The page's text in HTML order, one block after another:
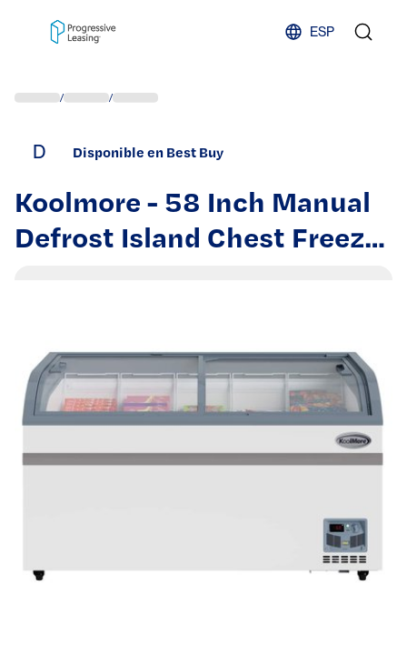
ESP
/ /
D Disponible en Best Buy
Koolmore - 58 Inch Manual
Defrost Island Chest Freezer